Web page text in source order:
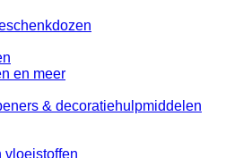
en meer
& decoratiehulpmiddelen
vloeistoffen